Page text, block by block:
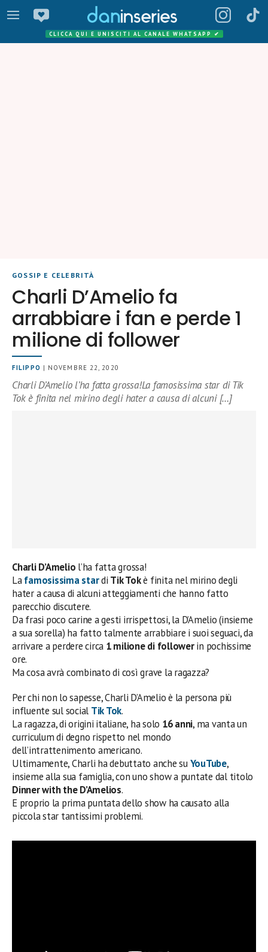
CLICCA QUI E UNISCITI AL CANALE WHATSAPP ✔
GOSSIP E CELEBRITÀ
Charli D’Amelio fa
arrabbiare i fan e perde 1
milione di follower
FILIPPO | NOVEMBRE 22, 2020
Charli D’Amelio l’ha fatta grossa!La famosissima star di Tik
Tok è finita nel mirino degli hater a causa di alcuni […]
Charli D’Amelio l’ha fatta grossa!
Lafamosissima stardi Tik Tokè finita nel mirino degli
hater a causa di alcuni atteggiamenti che hanno fatto
parecchio discutere.
Da frasi poco carine a gesti irrispettosi, la D’Amelio (insieme
a sua sorella) ha fatto talmente arrabbiare i suoi seguaci, da
arrivare a perdere circa 1 milione di followerin pochissime
ore.
Ma cosa avrà combinato di così grave la ragazza?
Per chi non lo sapesse, Charli D’Amelio è la persona più
influente sul social Tik Tok.
La ragazza, di origini italiane, ha solo 16 anni, ma vanta un
curriculum di degno rispetto nel mondo
dell’intrattenimento americano.
Ultimamente, Charli ha debuttato anche suYouTube,
insieme alla sua famiglia, con uno show a puntate dal titolo
Dinner with the D’Amelios.
E proprio la prima puntata dello show ha causato alla
piccola star tantissimi problemi.